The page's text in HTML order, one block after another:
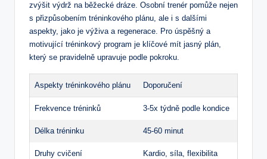
zvýšit výdrž na​ běžecké dráze. Osobní trenér pomůže nejen
‌s přizpůsobením tréninkového plánu, ale i s‍ dalšími​
aspekty, jako je výživa a regenerace. Pro úspěšný a⁢
motivující tréninkový‍ program je klíčové ‌mít jasný plán,
který se pravidelně upravuje podle pokroku.
Aspekty tréninkového plánu Doporučení
Frekvence tréninků 3-5x týdně podle kondice
Délka tréninku 45-60 minut
Druhy cvičení Kardio, ⁣síla, ​flexibilita